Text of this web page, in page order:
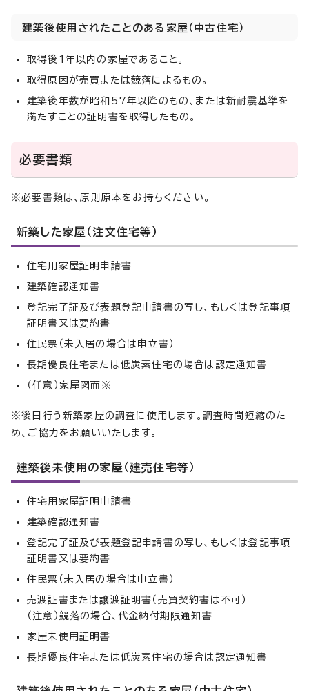
建築後使用されたことのある家屋（中古住宅）
取得後1年以内の家屋であること。
取得原因が売買または競落によるもの。
建築後年数が昭和57年以降のもの、または新耐震基準を
満たすことの証明書を取得したもの。
必要書類
※必要書類は、原則原本をお持ちください。
新築した家屋（注文住宅等）
住宅用家屋証明申請書
建築確認通知書
登記完了証及び表題登記申請書の写し、もしくは登記事項
証明書又は要約書
住民票（未入居の場合は申立書）
長期優良住宅または低炭素住宅の場合は認定通知書
（任意）家屋図面※
※後日行う新築家屋の調査に使用します。調査時間短縮のた
め、ご協力をお願いいたします。
建築後未使用の家屋（建売住宅等）
住宅用家屋証明申請書
建築確認通知書
登記完了証及び表題登記申請書の写し、もしくは登記事項
証明書又は要約書
住民票（未入居の場合は申立書）
売渡証書または譲渡証明書（売買契約書は不可）
（注意）競落の場合、代金納付期限通知書
家屋未使用証明書
長期優良住宅または低炭素住宅の場合は認定通知書